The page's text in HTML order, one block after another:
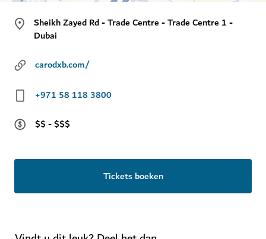
Sheikh Zayed Rd - Trade Centre - Trade Centre 1 -
Dubai
carodxb.com/
+971 58 118 3800
$$ - $$$
Tickets boeken